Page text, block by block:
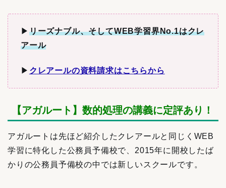
▶︎ リーズナブル、そしてWEB学習界No.1はクレ
アール
▶︎ クレアールの資料請求はこちらから
【アガルート】数的処理の講義に定評あり！
アガルートは先ほど紹介したクレアールと同じくWEB
学習に特化した公務員予備校で、2015年に開校したば
かりの公務員予備校の中では新しいスクールです。